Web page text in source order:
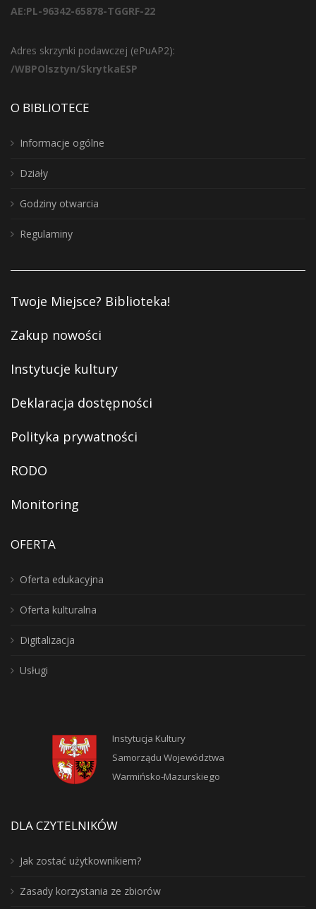
AE:PL-96342-65878-TGGRF-22
Adres skrzynki podawczej (ePuAP2):
/WBPOlsztyn/SkrytkaESP
O BIBLIOTECE
Informacje ogólne
Działy
Godziny otwarcia
Regulaminy
Twoje Miejsce? Biblioteka!
Zakup nowości
Instytucje kultury
Deklaracja dostępności
Polityka prywatności
RODO
Monitoring
OFERTA
Oferta edukacyjna
Oferta kulturalna
Digitalizacja
Usługi
Instytucja Kultury
Samorządu Województwa
Warmińsko-Mazurskiego
DLA CZYTELNIKÓW
Jak zostać użytkownikiem?
Zasady korzystania ze zbiorów